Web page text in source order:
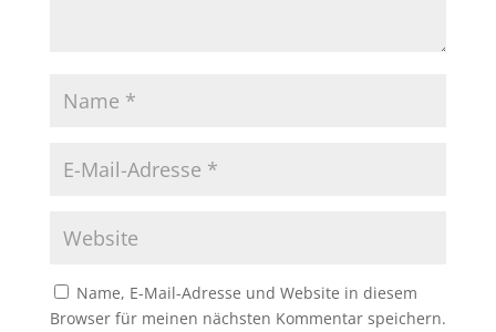
Name, E-Mail-Adresse und Website in diesem
Browser für meinen nächsten Kommentar speichern.